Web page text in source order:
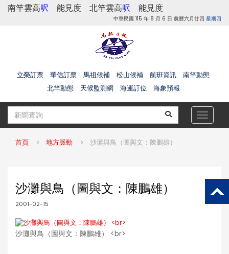
南竿雲高呎 能見度 北竿雲高呎 能見度
中華民國 115 年 8 月 6 日 農曆六月廿四 星期四
立榮訂票 華信訂票 馬祖候補 松山候補 航班資訊
南竿動態
北竿動態
天候監測網 海運訂位 海象預報
Toggle
首頁 地方脈動 沙灘與鳥（圖與文：陳鵬雄）
沙灘與鳥（圖與文：陳鵬雄）
2001-02-15
沙灘與鳥（圖與文：陳鵬雄） <br>